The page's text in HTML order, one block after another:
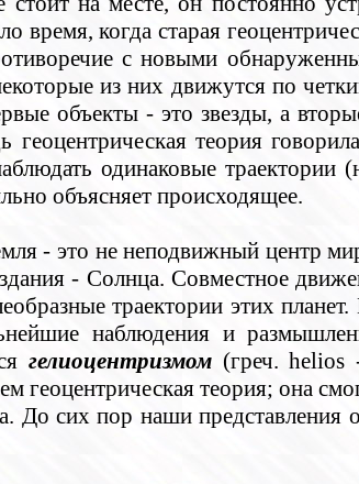
когда старая
с новыми
из них движутся по
объекты - это звезды, а
теория
одинаковые траектории
объясняет происходящее.
- это не неподвижный центр
- Солнца. Совместное
траектории этих
наблюдения и
гелиоцентризмом(греч. helios
теория; она
До сих пор наши представления